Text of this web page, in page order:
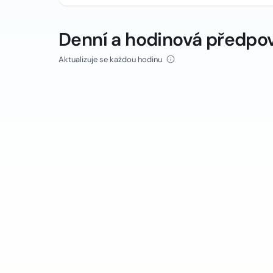
Denní a hodinová
Aktualizuje se každou hodinu